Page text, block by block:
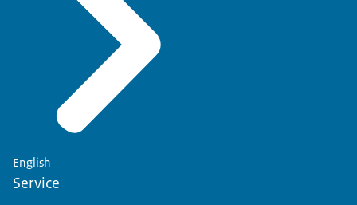
English
Service